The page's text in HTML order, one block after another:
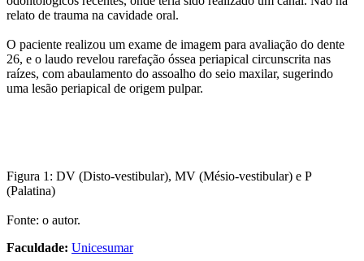
relato de trauma na cavidade oral.
O paciente realizou um exame de imagem para avaliação do dente
26, e o laudo revelou rarefação óssea periapical circunscrita nas
raízes, com abaulamento do assoalho do seio maxilar, sugerindo
uma lesão periapical de origem pulpar.
Figura 1: DV (Disto-vestibular), MV (Mésio-vestibular) e P
(Palatina)
Fonte: o autor.
Faculdade: Unicesumar